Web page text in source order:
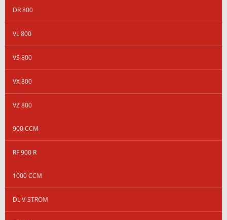
DR 800
VL 800
VS 800
VX 800
VZ 800
900 CCM
RF 900 R
1000 CCM
DL V-STROM